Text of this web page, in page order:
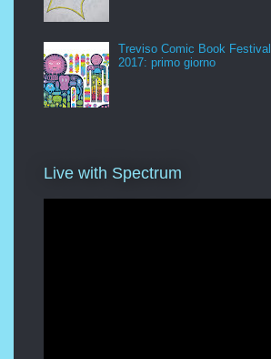
Treviso Comic Book Festival
2017: primo giorno
Live with Spectrum